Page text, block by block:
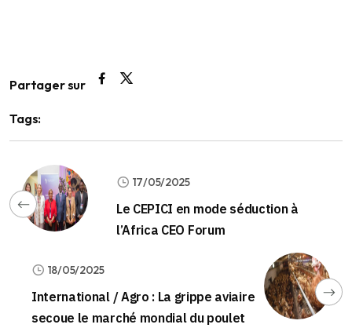
Partager sur
Tags:
17/05/2025
Le CEPICI en mode séduction à
l’Africa CEO Forum
18/05/2025
International / Agro : La grippe aviaire
secoue le marché mondial du poulet